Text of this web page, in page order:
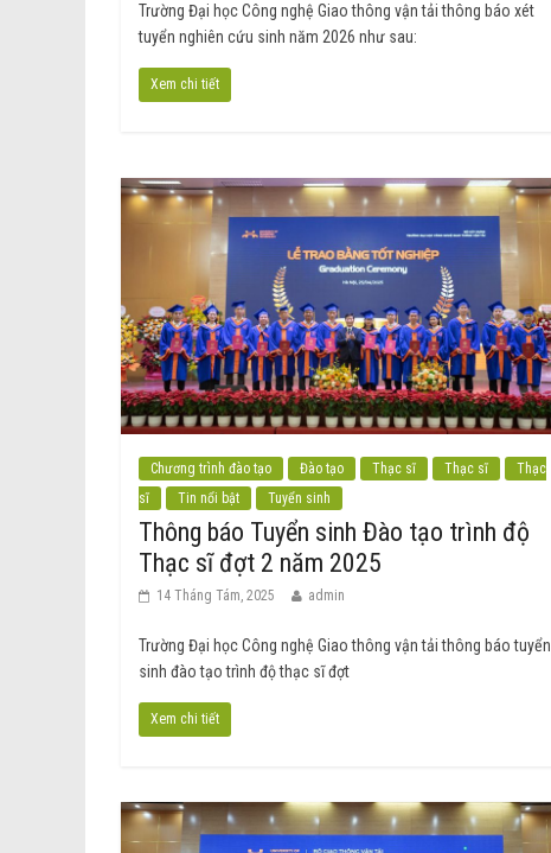
Trường Đại học Công nghệ Giao thông vận tải thông báo xét
tuyển nghiên cứu sinh năm 2026 như sau:
Xem chi tiết
Chương trình đào tạo Đào tạo Thạc sĩ Thạc sĩ
Thạc
sĩ
Tin nổi bật Tuyển sinh
Thông báo Tuyển sinh Đào tạo trình độ
Thạc sĩ đợt 2 năm 2025
14 Tháng Tám, 2025 admin
Trường Đại học Công nghệ Giao thông vận tải thông báo tuyển
sinh đào tạo trình độ thạc sĩ đợt
Xem chi tiết